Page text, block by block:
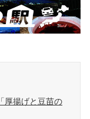
厚揚げと豆苗の